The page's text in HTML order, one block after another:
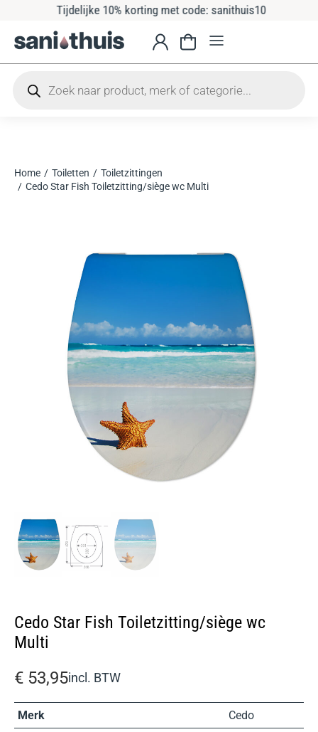
Tijdelijke 10% korting met code: sanithuis10
Je bent hier:
Home Toiletten
Toiletzittingen
Cedo Star Fish Toiletzitting/siège wc Multi
Cedo Star Fish Toiletzitting/siège wc
Multi
€ 53,95incl. BTW
Merk
Cedo